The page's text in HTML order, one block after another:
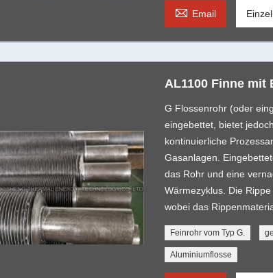
 Email
AL1100 Finne mit
G Flossenrohr (oder
eingebettet, bietet
kontinuierliche
Gasanlagen.
das Rohr und eine
Wärmezyklus. Die
wobei das
Feinrohr vom Typ G.
Aluminiumflosse